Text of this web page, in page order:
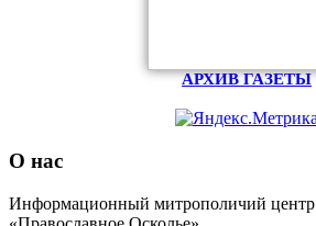
АРХИВ ГАЗЕТЫ
О нас
Информационный митрополичий центр